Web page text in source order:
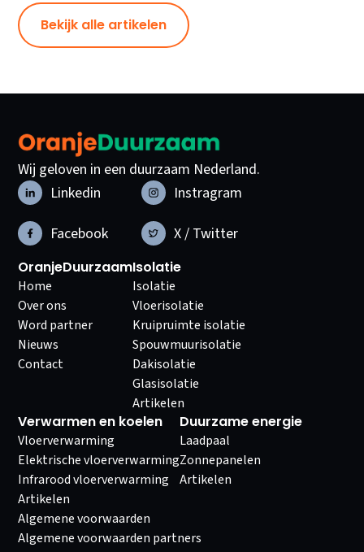
Bekijk alle artikelen
Wij geloven in een duurzaam Nederland.
Linkedin
Instragram
Facebook
X / Twitter
OranjeDuurzaam
Home
Over ons
Word partner
Nieuws
Contact
Isolatie
Isolatie
Vloerisolatie
Kruipruimte isolatie
Spouwmuurisolatie
Dakisolatie
Glasisolatie
Artikelen
Verwarmen en koelen
Vloerverwarming
Elektrische vloerverwarming
Infrarood vloerverwarming
Artikelen
Duurzame energie
Laadpaal
Zonnepanelen
Artikelen
Algemene voorwaarden
Algemene voorwaarden partners